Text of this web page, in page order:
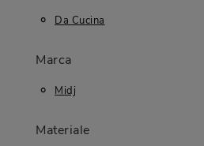
Da Cucina
Marca
Midj
Materiale